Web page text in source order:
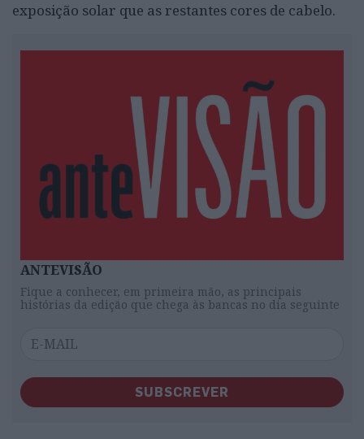
exposição solar que as restantes cores de cabelo.
ANTEVISÃO
Fique a conhecer, em primeira mão, as principais
histórias da edição que chega às bancas no dia seguinte
SUBSCREVER